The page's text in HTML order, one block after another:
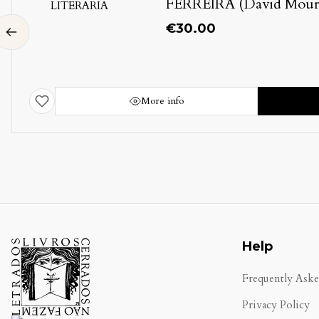
Help
Frequently
Privacy Policy